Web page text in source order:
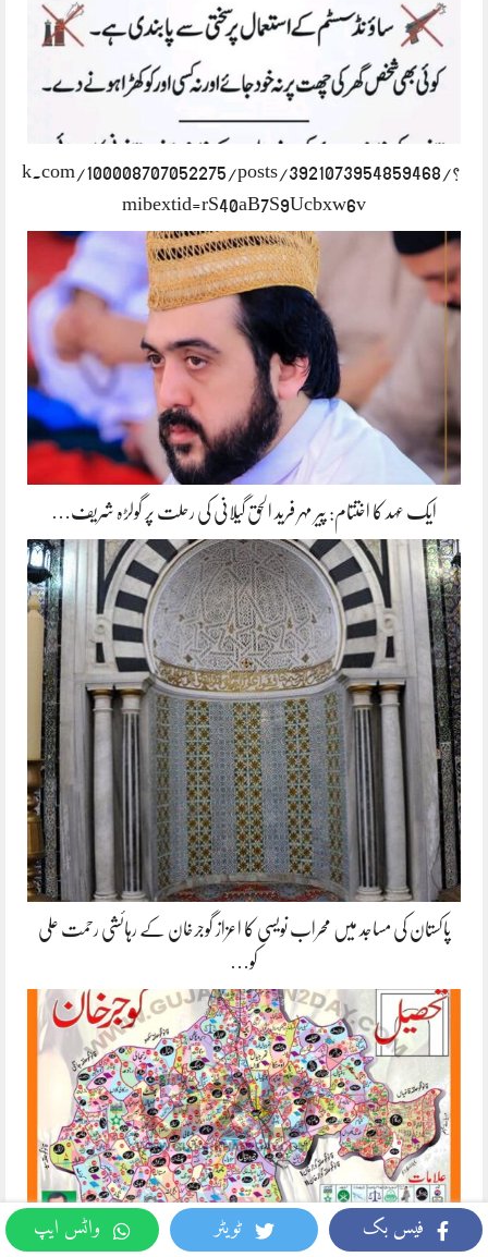
فیس بک ٹویٹر واٹس ایپ
100008707052275/posts/3921073954859468/?
mibextid=rS40aB7S9Ucbxw6v
ایک عہد کا اختتام: پیر مہر فرید الحق گیلانی کی رحلت پر گولڑہ شریف…
پاکستان کی مساجد میں محراب نویسی کا اعزاز گوجرخان کے رہائشی رحمت علی
کو…